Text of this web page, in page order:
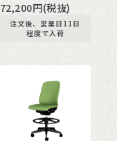
72,200円(税抜)
注文後、営業日11日
程度で入荷